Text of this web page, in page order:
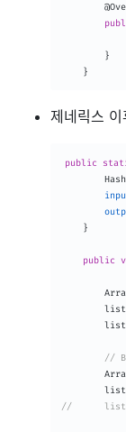
}
}
제네릭스 이
public
}
public
//
//